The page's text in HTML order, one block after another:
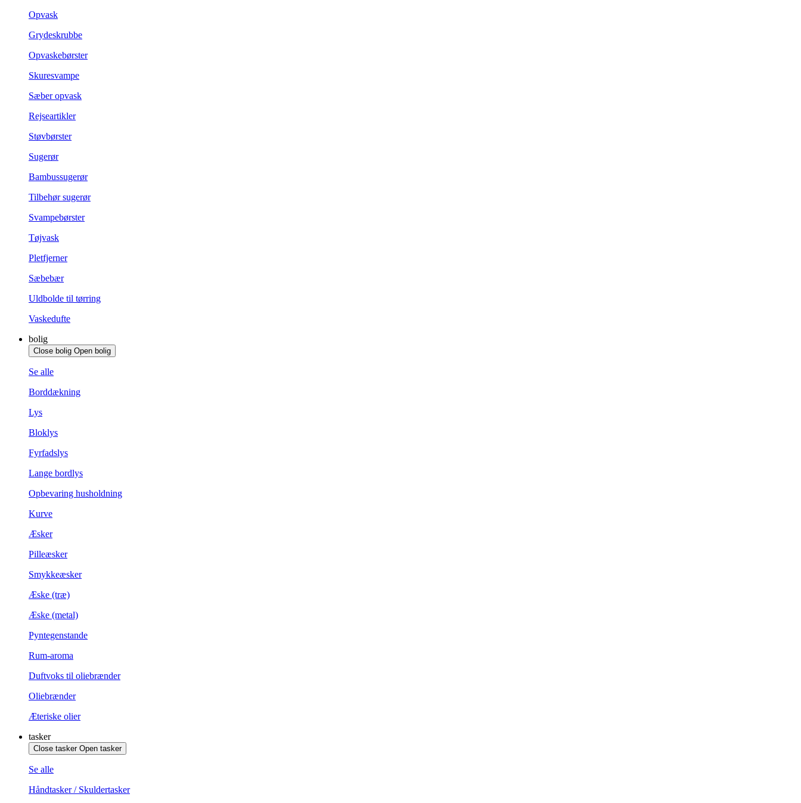
Opvask
Grydeskrubbe
Opvaskebørster
Skuresvampe
Sæber opvask
Rejseartikler
Støvbørster
Sugerør
Bambussugerør
Tilbehør sugerør
Svampebørster
Tøjvask
Pletfjerner
Sæbebær
Uldbolde til tørring
Vaskedufte
bolig
Close bolig Open bolig
Se alle
Borddækning
Lys
Bloklys
Fyrfadslys
Lange bordlys
Opbevaring husholdning
Kurve
Æsker
Pilleæsker
Smykkeæsker
Æske (træ)
Æske (metal)
Pyntegenstande
Rum-aroma
Duftvoks til oliebrænder
Oliebrænder
Æteriske olier
tasker
Close tasker Open tasker
Se alle
Håndtasker / Skuldertasker